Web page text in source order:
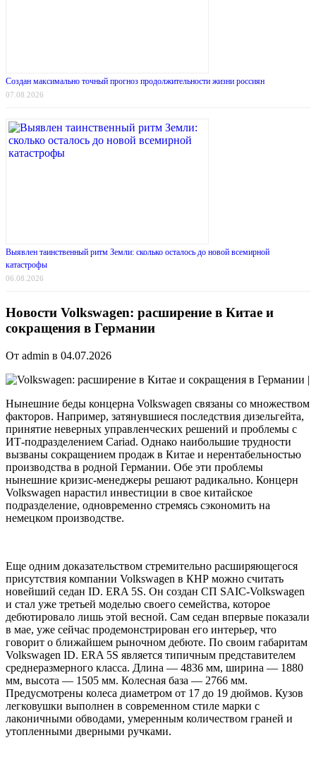
Создан максимально точный прогноз продолжительности жизни россиян
07.08.2026
Выявлен таинственный ритм Земли: сколько осталось до новой всемирной
катастрофы
06.08.2026
Новости Volkswagen: расширение в Китае и
сокращения в Германии
От admin в 04.07.2026
|
Нынешние беды концерна Volkswagen связаны со множеством
факторов. Например, затянувшиеся последствия дизельгейта,
принятие неверных управленческих решений и проблемы с
ИТ-подразделением Cariad. Однако наибольшие трудности
вызваны сокращением продаж в Китае и нерентабельностью
производства в родной Германии. Обе эти проблемы
нынешние кризис-менеджеры решают радикально. Концерн
Volkswagen нарастил инвестиции в свое китайское
подразделение, одновременно стремясь сэкономить на
немецком производстве.
Еще одним доказательством стремительно расширяющегося
присутствия компании Volkswagen в КНР можно считать
новейший седан ID. ERA 5S. Он создан СП SAIC-Volkswagen
и стал уже третьей моделью своего семейства, которое
дебютировало лишь этой весной. Сам седан впервые показали
в мае, уже сейчас продемонстрирован его интерьер, что
говорит о ближайшем рыночном дебюте. По своим габаритам
Volkswagen ID. ERA 5S является типичным представителем
среднеразмерного класса. Длина — 4836 мм, ширина — 1880
мм, высота — 1505 мм. Колесная база — 2766 мм.
Предусмотрены колеса диаметром от 17 до 19 дюймов. Кузов
легковушки выполнен в современном стиле марки с
лаконичными обводами, умеренным количеством граней и
утопленными дверными ручками.